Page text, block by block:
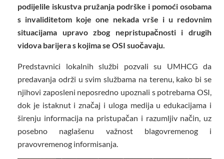
podijelile iskustva pružanja podrške i pomoći osobama
s invaliditetom koje one nekada vrše i u redovnim
situacijama upravo zbog nepristupačnosti i drugih
vidova barijera s kojima se OSI suočavaju.
Predstavnici lokalnih službi pozvali su UMHCG da
predavanja održi u svim službama na terenu, kako bi se
njihovi zaposleni neposredno upoznali s potrebama OSI,
dok je istaknut i značaj i uloga medija u edukacijama i
širenju informacija na pristupačan i razumljiv način, uz
posebno naglašenu važnost blagovremenog i
pravovremenog informisanja.